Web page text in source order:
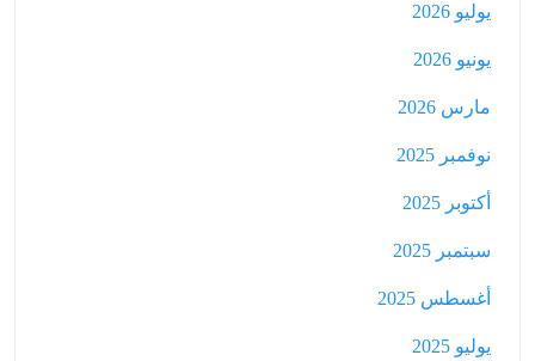
يوليو 2026
يونيو 2026
مارس 2026
نوفمبر 2025
أكتوبر 2025
سبتمبر 2025
أغسطس 2025
يوليو 2025